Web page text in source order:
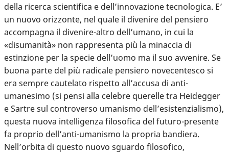
della ricerca scientifica e dell’innovazione tecnologica. E’
un nuovo orizzonte, nel quale il divenire del pensiero
accompagna il divenire-altro dell’umano, in cui la
«disumanità» non rappresenta più la minaccia di
estinzione per la specie dell’uomo ma il suo avvenire. Se
buona parte del più radicale pensiero novecentesco si
era sempre cautelato rispetto all’accusa di anti-
umanesimo (si pensi alla celebre querelle tra Heidegger
e Sartre sul controverso umanismo dell’esistenzialismo),
questa nuova intelligenza filosofica del futuro-presente
fa proprio dell’anti-umanismo la propria bandiera.
Nell’orbita di questo nuovo sguardo filosofico,